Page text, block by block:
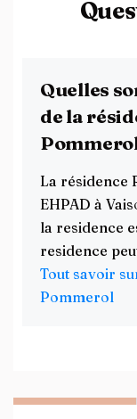
Quelles
de la
La résidence
EHPAD à
la residence
residence
Tout savoir
Pommerol